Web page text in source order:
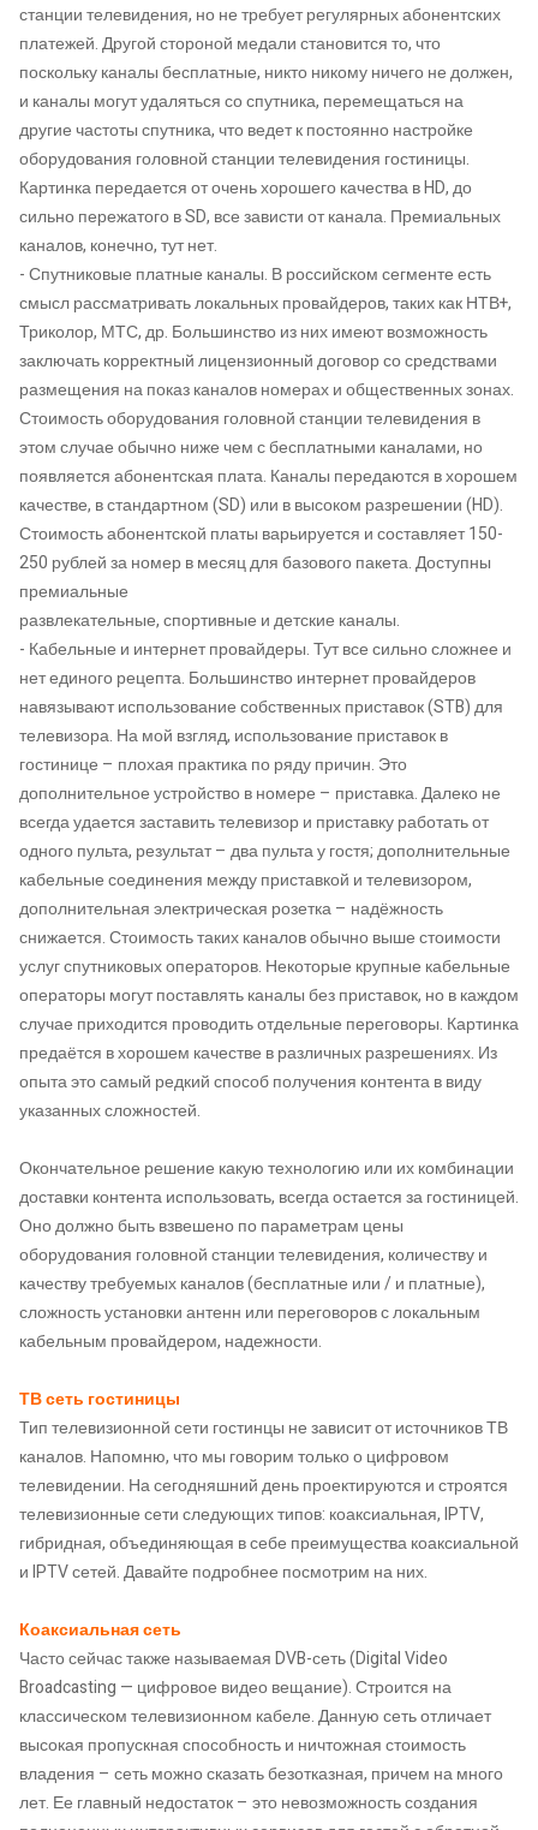
станции телевидения, но не требует регулярных абонентских
платежей. Другой стороной медали становится то, что
поскольку каналы бесплатные, никто никому ничего не должен,
и каналы могут удаляться со спутника, перемещаться на
другие частоты спутника, что ведет к постоянно настройке
оборудования головной станции телевидения гостиницы.
Картинка передается от очень хорошего качества в HD, до
сильно пережатого в SD, все зависти от канала. Премиальных
каналов, конечно, тут нет.
- Спутниковые платные каналы. В российском сегменте есть
смысл рассматривать локальных провайдеров, таких как НТВ+,
Триколор, МТС, др. Большинство из них имеют возможность
заключать корректный лицензионный договор со средствами
размещения на показ каналов номерах и общественных зонах.
Стоимость оборудования головной станции телевидения в
этом случае обычно ниже чем с бесплатными каналами, но
появляется абонентская плата. Каналы передаются в хорошем
качестве, в стандартном (SD) или в высоком разрешении (HD).
Стоимость абонентской платы варьируется и составляет 150-
250 рублей за номер в месяц для базового пакета. Доступны
премиальные
развлекательные, спортивные и детские каналы.
- Кабельные и интернет провайдеры. Тут все сильно сложнее и
нет единого рецепта. Большинство интернет провайдеров
навязывают использование собственных приставок (STB) для
телевизора. На мой взгляд, использование приставок в
гостинице – плохая практика по ряду причин. Это
дополнительное устройство в номере – приставка. Далеко не
всегда удается заставить телевизор и приставку работать от
одного пульта, результат – два пульта у гостя; дополнительные
кабельные соединения между приставкой и телевизором,
дополнительная электрическая розетка – надёжность
снижается. Стоимость таких каналов обычно выше стоимости
услуг спутниковых операторов. Некоторые крупные кабельные
операторы могут поставлять каналы без приставок, но в каждом
случае приходится проводить отдельные переговоры. Картинка
предаётся в хорошем качестве в различных разрешениях. Из
опыта это самый редкий способ получения контента в виду
указанных сложностей.
Окончательное решение какую технологию или их комбинации
доставки контента использовать, всегда остается за гостиницей.
Оно должно быть взвешено по параметрам цены
оборудования головной станции телевидения, количеству и
качеству требуемых каналов (бесплатные или / и платные),
сложность установки антенн или переговоров с локальным
кабельным провайдером, надежности.
ТВ сеть гостиницы
Тип телевизионной сети гостинцы не зависит от источников ТВ
каналов. Напомню, что мы говорим только о цифровом
телевидении. На сегодняшний день проектируются и строятся
телевизионные сети следующих типов: коаксиальная, IPTV,
гибридная, объединяющая в себе преимущества коаксиальной
и IPTV сетей. Давайте подробнее посмотрим на них.
Коаксиальная сеть
Часто сейчас также называемая DVB-сеть (Digital Video
Broadcasting — цифровое видео вещание). Строится на
классическом телевизионном кабеле. Данную сеть отличает
высокая пропускная способность и ничтожная стоимость
владения – сеть можно сказать безотказная, причем на много
лет. Ее главный недостаток – это невозможность создания